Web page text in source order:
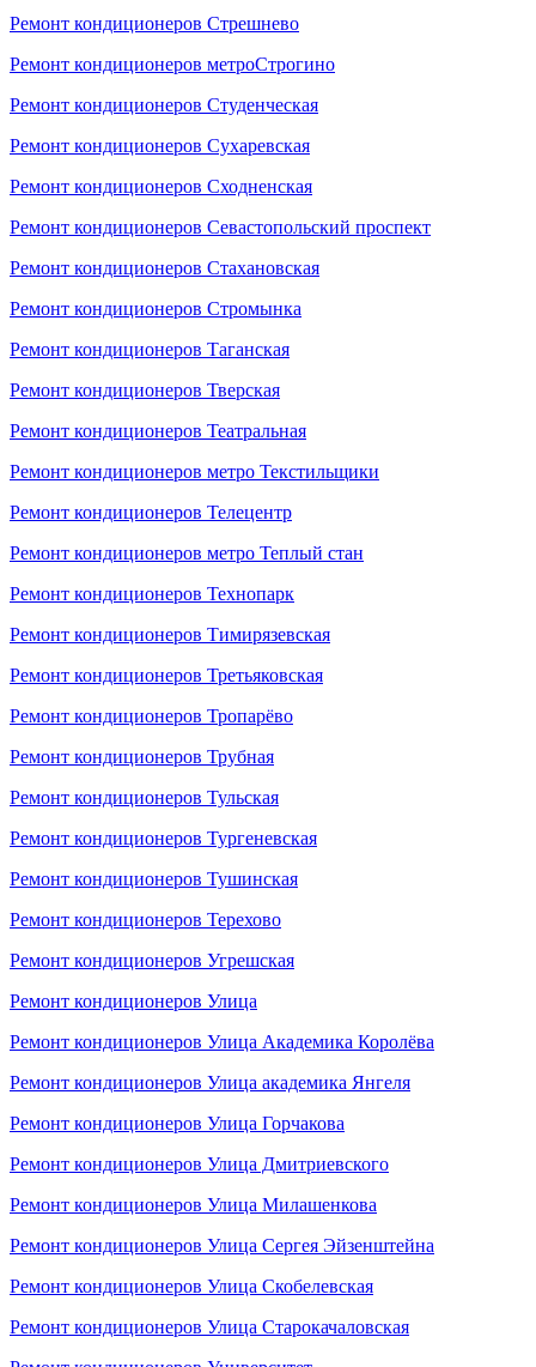
Ремонт кондиционеров Стрешнево
Ремонт кондиционеров метроСтрогино
Ремонт кондиционеров Студенческая
Ремонт кондиционеров Сухаревская
Ремонт кондиционеров Сходненская
Ремонт кондиционеров Севастопольский проспект
Ремонт кондиционеров Стахановская
Ремонт кондиционеров Стромынка
Ремонт кондиционеров Таганская
Ремонт кондиционеров Тверская
Ремонт кондиционеров Театральная
Ремонт кондиционеров метро Текстильщики
Ремонт кондиционеров Телецентр
Ремонт кондиционеров метро Теплый стан
Ремонт кондиционеров Технопарк
Ремонт кондиционеров Тимирязевская
Ремонт кондиционеров Третьяковская
Ремонт кондиционеров Тропарёво
Ремонт кондиционеров Трубная
Ремонт кондиционеров Тульская
Ремонт кондиционеров Тургеневская
Ремонт кондиционеров Тушинская
Ремонт кондиционеров Терехово
Ремонт кондиционеров Угрешская
Ремонт кондиционеров Улица
Ремонт кондиционеров Улица Академика Королёва
Ремонт кондиционеров Улица академика Янгеля
Ремонт кондиционеров Улица Горчакова
Ремонт кондиционеров Улица Дмитриевского
Ремонт кондиционеров Улица Милашенкова
Ремонт кондиционеров Улица Сергея Эйзенштейна
Ремонт кондиционеров Улица Скобелевская
Ремонт кондиционеров Улица Старокачаловская